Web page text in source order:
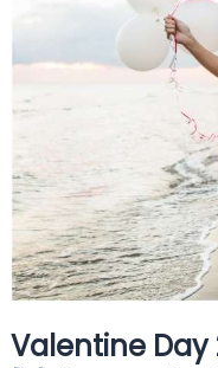
Valentine Day